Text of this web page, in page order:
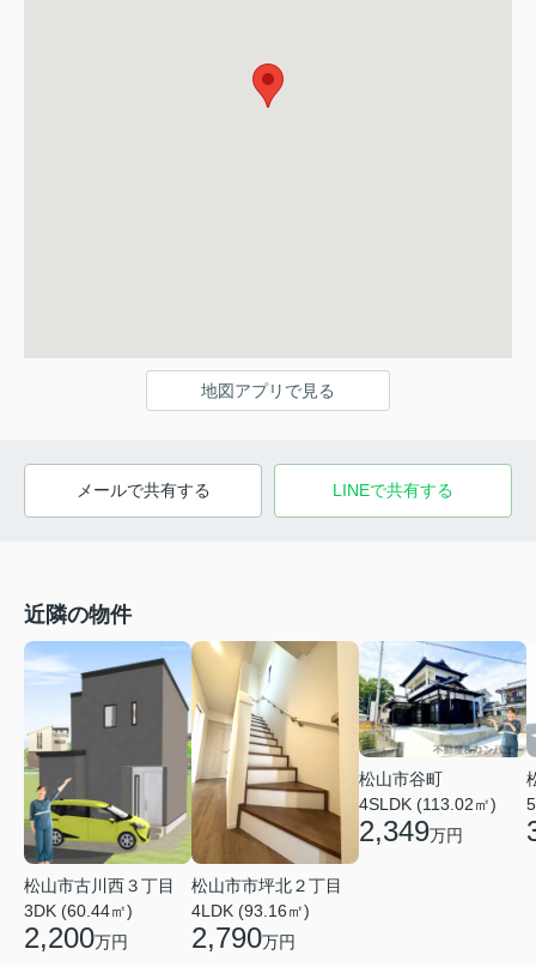
地図アプリで見る
メールで共有する LINEで共有する
近隣の物件
松山市古川西３丁目
3DK (60.44㎡)
2,200万円
松山市市坪北２丁目
4LDK (93.16㎡)
2,790万円
松山市谷町
4SLDK (113.02㎡)
2,349万円